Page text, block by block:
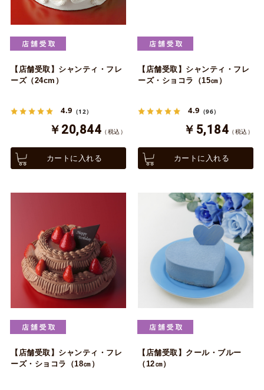
【店舗受取】シャンティ・フレ
ーズ（24cm）
4.9 （12）
￥20,844 （税込）
カートに入れる
【店舗受取】シャンティ・フレ
ーズ・ショコラ（15㎝）
4.9 （96）
￥5,184 （税込）
カートに入れる
【店舗受取】シャンティ・フレ
ーズ・ショコラ（18㎝）
【店舗受取】クール・ブルー
（12㎝）